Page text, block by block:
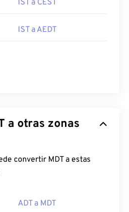
IST a CEST
IST a AEDT
a otras zonas
convertir MDT a estas
ADT a MDT